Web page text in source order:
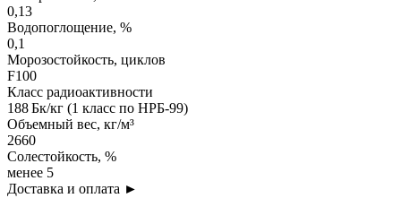
0,13
Водопоглощение, %
0,1
Морозостойкость, циклов
F100
Класс радиоактивности
188 Бк/кг (1 класс по НРБ-99)
Объемный вес, кг/м³
2660
Солестойкость, %
менее 5
Доставка и оплата ►